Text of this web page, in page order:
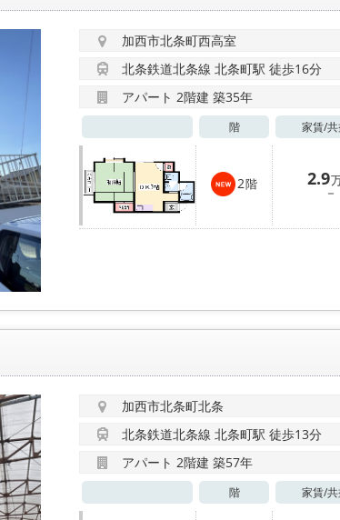
加西市北条町西高室
北条鉄道北条線 北条町駅 徒歩16分
アパート 2階建 築35年
階 家賃/
2階 2.9
－
加西市北条町北条
北条鉄道北条線 北条町駅 徒歩13分
アパート 2階建 築57年
階 家賃/